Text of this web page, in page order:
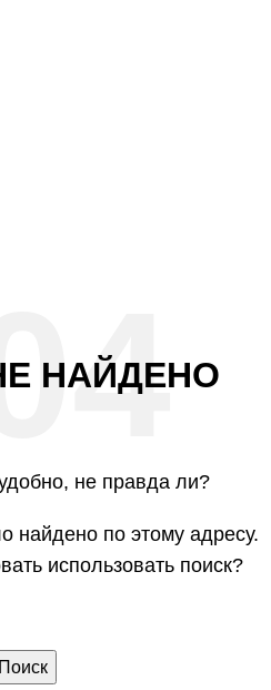
НАЙДЕНО
не правда ли?
найдено по этому адресу.
использовать поиск?
Поиск